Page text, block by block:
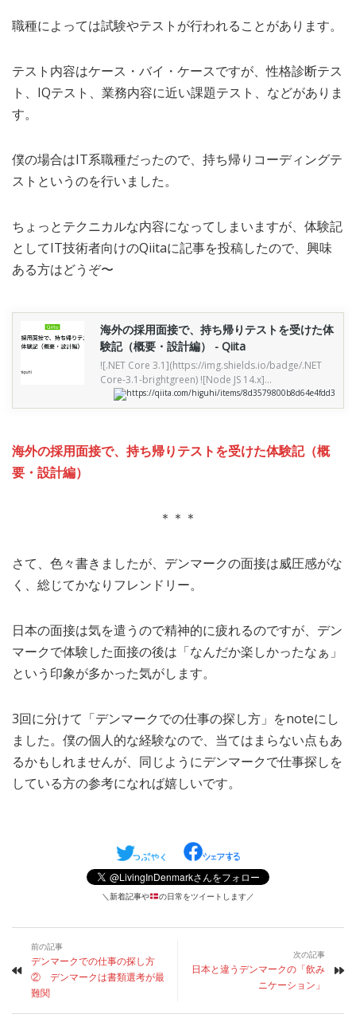
職種によっては試験やテストが行われることがあります。
テスト内容はケース・バイ・ケースですが、性格診断テス
ト、IQテスト、業務内容に近い課題テスト、などがありま
す。
僕の場合はIT系職種だったので、持ち帰りコーディングテ
ストというのを行いました。
ちょっとテクニカルな内容になってしまいますが、体験記
としてIT技術者向けのQiitaに記事を投稿したので、興味
ある方はどうぞ〜
海外の採用面接で、持ち帰りテストを受けた体
験記（概要・設計編） - Qiita
![.NET Core 3.1](https://img.shields.io/badge/.NET
Core-3.1-brightgreen) ![Node JS 14.x]
(https://img.shields.io/badge/Node JS-14.x-bright...
https://qiita.com/higuhi/items/8d3579800b8d64e4fdd3
海外の採用面接で、持ち帰りテストを受けた体験記（概
要・設計編）
＊＊＊
さて、色々書きましたが、デンマークの面接は威圧感がな
く、総じてかなりフレンドリー。
日本の面接は気を遣うので精神的に疲れるのですが、デン
マークで体験した面接の後は「なんだか楽しかったなぁ」
という印象が多かった気がします。
3回に分けて「デンマークでの仕事の探し方」をnoteにし
ました。僕の個人的な経験なので、当てはまらない点もあ
るかもしれませんが、同じようにデンマークで仕事探しを
している方の参考になれば嬉しいです。
＼新着記事や の日常をツイートします／
前の記事
デンマークでの仕事の探し方
② デンマークは書類選考が最
難関
次の記事
日本と違うデンマークの「飲み
ニケーション」